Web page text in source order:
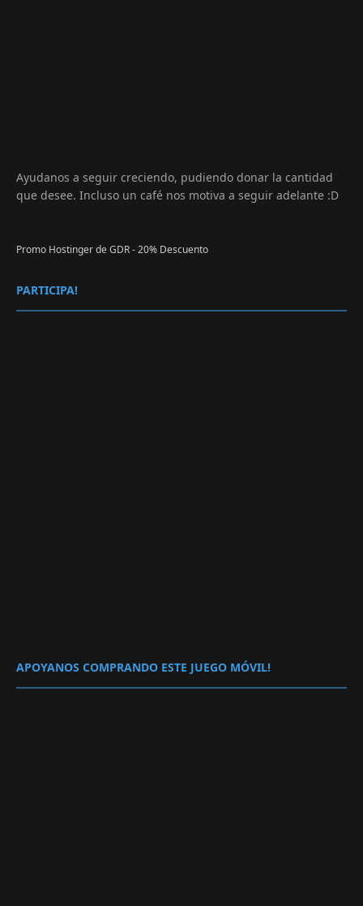
Ayudanos a seguir creciendo, pudiendo donar la cantidad
que desee. Incluso un café nos motiva a seguir adelante :D
Promo Hostinger de GDR - 20% Descuento
PARTICIPA!
APOYANOS COMPRANDO ESTE JUEGO MÓVIL!